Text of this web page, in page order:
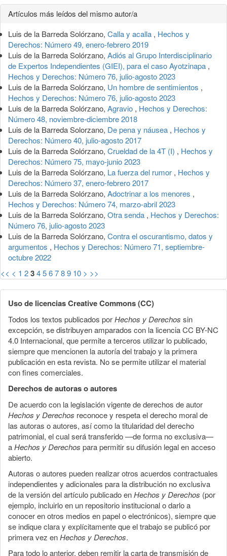
Detalles
del
artículo
Artículos más leídos del mismo autor/a
Luis de la Barreda Solórzano, Calla y acalla , Hechos y
Derechos: Número 49, enero-febrero 2019
Luis de la Barreda Solórzano, Adiós al Grupo Interdisciplinario
de Expertos Independientes (GIEI), para el caso Ayotzinapa ,
Hechos y Derechos: Número 76, julio-agosto 2023
Luis de la Barreda Solórzano, Un hombre de sentimientos ,
Hechos y Derechos: Número 76, julio-agosto 2023
Luis de la Barreda Solórzano, Agravio , Hechos y Derechos:
Número 48, noviembre-diciembre 2018
Luis de la Barreda Solorzano, De pena y náusea , Hechos y
Derechos: Número 40, julio-agosto 2017
Luis de la Barreda Solórzano, Crueldad de la 4T (I) , Hechos y
Derechos: Número 75, mayo-junio 2023
Luis de la Barreda Solórzano, La fuerza del rumor , Hechos y
Derechos: Número 37, enero-febrero 2017
Luis de la Barreda Solórzano, Adoctrinar a los menores ,
Hechos y Derechos: Número 74, marzo-abril 2023
Luis de la Barreda Solórzano, Otra senda , Hechos y Derechos:
Número 76, julio-agosto 2023
Luis de la Barreda Solórzano, Contra el oscurantismo, datos y
argumentos , Hechos y Derechos: Número 71, septiembre-
octubre 2022
<< < 1 23456789 10 > >>
Uso de licencias Creative Commons (CC)
Todos los textos publicados porHechos y Derechos sin
excepción, se distribuyen amparados con la licencia CC BY-NC
4.0 Internacional, que permite a terceros utilizar lo publicado,
siempre que mencionen la autoría del trabajo y la primera
publicación en esta revista. No se permite utilizar el material
con fines comerciales.
Derechos de autoras o autores
De acuerdo con la legislación vigente de derechos de autor
Hechos y Derechos reconoce y respeta el derecho moral de
las autoras o autores, así como la titularidad del derecho
patrimonial, el cual será transferido —de forma no exclusiva—
aHechos y Derechos para permitir su difusión legal en acceso
abierto.
Autoras o autores pueden realizar otros acuerdos contractuales
independientes y adicionales para la distribución no exclusiva
de la versión del artículo publicado enHechos y Derechos (por
ejemplo, incluirlo en un repositorio institucional o darlo a
conocer en otros medios en papel o electrónicos), siempre que
se indique clara y explícitamente que el trabajo se publicó por
primera vez enHechos y Derechos.
Para todo lo anterior, deben remitir la carta de transmisión de